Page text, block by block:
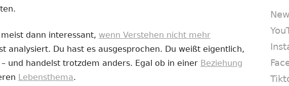
dann interessant, wenn Verstehen nicht mehr
analysiert. Du hast es ausgesprochen. Du weißt eigentlich,
und handelst trotzdem anders. Egal ob in einer Beziehung
Lebensthema.